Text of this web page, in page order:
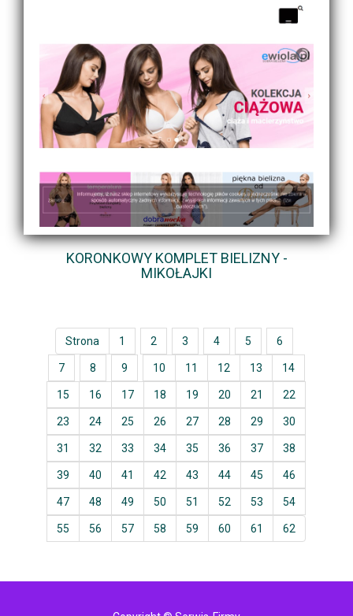
KORONKOWY KOMPLET BIELIZNY -
MIKOŁAJKI
Strona 1 2 3 4 5 6
7 8 9 10 11 12 13 14
15 16 17 18 19 20 21 22
23 24 25 26 27 28 29 30
31 32 33 34 35 36 37 38
39 40 41 42 43 44 45 46
47 48 49 50 51 52 53 54
55 56 57 58 59 60 61 62